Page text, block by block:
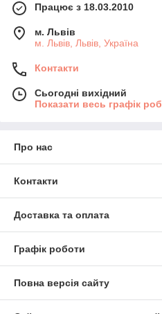
Працює з 18.03.2010
м. Львів
м. Львів, Львів, Україна
Контакти
Сьогодні вихідний
Показати весь графік
Про нас
Контакти
Доставка та оплата
Графік роботи
Повна версія сайту